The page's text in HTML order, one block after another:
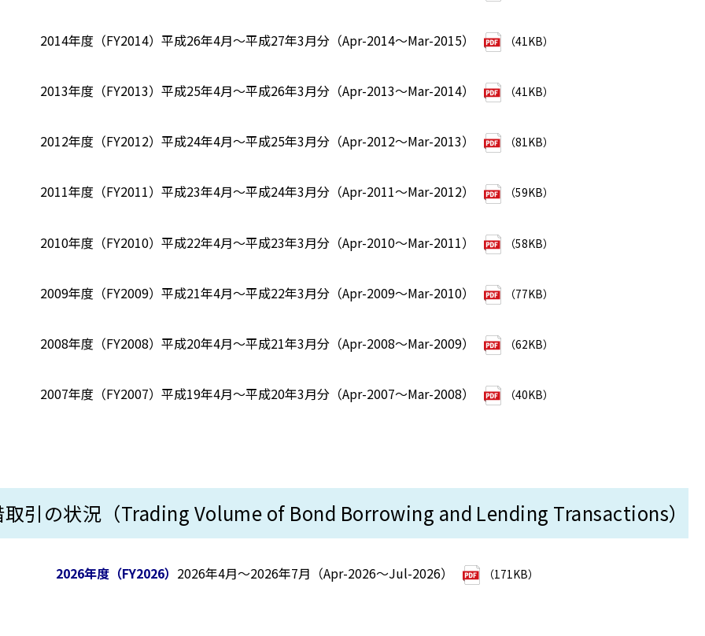
2014年度（FY2014）平成26年4月～平成27年3月分（Apr-2014～Mar-2015） （41KB）
2013年度（FY2013）平成25年4月～平成26年3月分（Apr-2013～Mar-2014） （41KB）
2012年度（FY2012）平成24年4月～平成25年3月分（Apr-2012～Mar-2013） （81KB）
2011年度（FY2011）平成23年4月～平成24年3月分（Apr-2011～Mar-2012） （59KB）
2010年度（FY2010）平成22年4月～平成23年3月分（Apr-2010～Mar-2011） （58KB）
2009年度（FY2009）平成21年4月～平成22年3月分（Apr-2009～Mar-2010） （77KB）
2008年度（FY2008）平成20年4月～平成21年3月分（Apr-2008～Mar-2009） （62KB）
2007年度（FY2007）平成19年4月～平成20年3月分（Apr-2007～Mar-2008） （40KB）
引の状況（Trading Volume of Bond Borrowing and Lending Transactions）
2026年度（FY2026） 2026年4月～2026年7月（Apr-2026～Jul-2026） （171KB）